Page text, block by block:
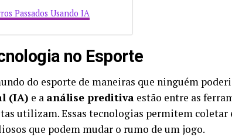
Passados Usando IA
no Esporte
do esporte de maneiras que ninguém
(IA) e a análise preditiva estão entre as
utilizam. Essas tecnologias permitem coletar
que podem mudar o rumo de um jogo.